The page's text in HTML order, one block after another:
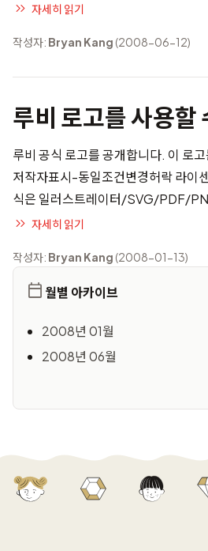
자세히 읽기
작성자: Bryan Kang (2008-06-12)
루비 로고를 사용할
루비 공식 로고를 공개합니다. 이 로
저작자표시-동일조건변경허락 라이
식은 일러스트레이터/SVG/PDF/
자세히 읽기
작성자: Bryan Kang (2008-01-13)
월별 아카이브
2008년 01월
2008년 06월